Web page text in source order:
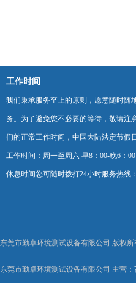
工作时间
我们秉承服务至上的原则，愿意随时随
务。为了避免您不必要的等待，敬请注
们的正常工作时间，中国大陆法定节假
工作时间：周一至周六 早8：00-晚6：00
休息时间您可随时拨打24小时服务热线
东莞市勤卓环境测试设备有限公司 版权所
东莞市勤卓环境测试设备有限公司 主营：